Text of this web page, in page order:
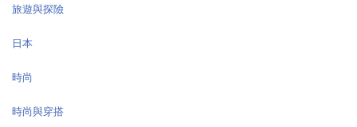
旅遊與探險
日本
時尚
時尚與穿搭